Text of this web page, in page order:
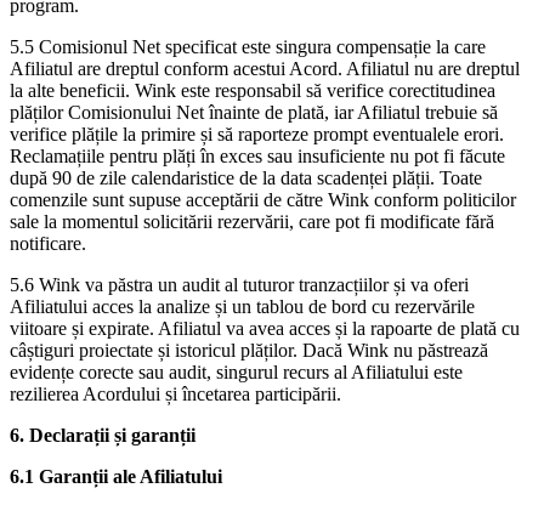
program.
5.5 Comisionul Net specificat este singura compensație la care
Afiliatul are dreptul conform acestui Acord. Afiliatul nu are dreptul
la alte beneficii. Wink este responsabil să verifice corectitudinea
plăților Comisionului Net înainte de plată, iar Afiliatul trebuie să
verifice plățile la primire și să raporteze prompt eventualele erori.
Reclamațiile pentru plăți în exces sau insuficiente nu pot fi făcute
după 90 de zile calendaristice de la data scadenței plății. Toate
comenzile sunt supuse acceptării de către Wink conform politicilor
sale la momentul solicitării rezervării, care pot fi modificate fără
notificare.
5.6 Wink va păstra un audit al tuturor tranzacțiilor și va oferi
Afiliatului acces la analize și un tablou de bord cu rezervările
viitoare și expirate. Afiliatul va avea acces și la rapoarte de plată cu
câștiguri proiectate și istoricul plăților. Dacă Wink nu păstrează
evidențe corecte sau audit, singurul recurs al Afiliatului este
rezilierea Acordului și încetarea participării.
6. Declarații și garanții
6.1 Garanții ale Afiliatului